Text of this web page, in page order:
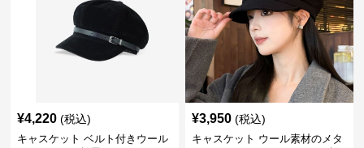
¥4,220 (税込)
キャスケット ベルト付きウール
¥3,950 (税込)
キャスケット ウール素材のメタ